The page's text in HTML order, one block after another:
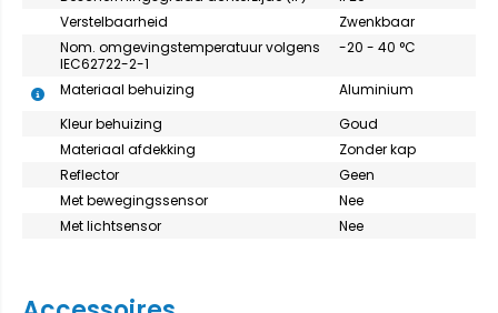
Verstelbaarheid
Zwenkbaar
Nom. omgevingstemperatuur volgens
IEC62722-2-1
-20 - 40 °C
Materiaal behuizing
Aluminium
Kleur behuizing
Goud
Materiaal afdekking
Zonder kap
Reflector
Geen
Met bewegingssensor
Nee
Met lichtsensor
Nee